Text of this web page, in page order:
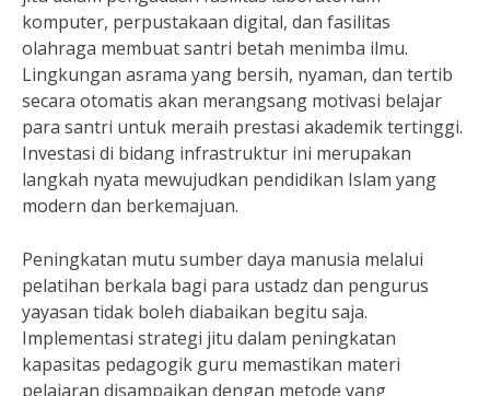
komputer, perpustakaan digital, dan fasilitas
olahraga membuat santri betah menimba ilmu.
Lingkungan asrama yang bersih, nyaman, dan tertib
secara otomatis akan merangsang motivasi belajar
para santri untuk meraih prestasi akademik tertinggi.
Investasi di bidang infrastruktur ini merupakan
langkah nyata mewujudkan pendidikan Islam yang
modern dan berkemajuan.
Peningkatan mutu sumber daya manusia melalui
pelatihan berkala bagi para ustadz dan pengurus
yayasan tidak boleh diabaikan begitu saja.
Implementasi strategi jitu dalam peningkatan
kapasitas pedagogik guru memastikan materi
pelajaran disampaikan dengan metode yang